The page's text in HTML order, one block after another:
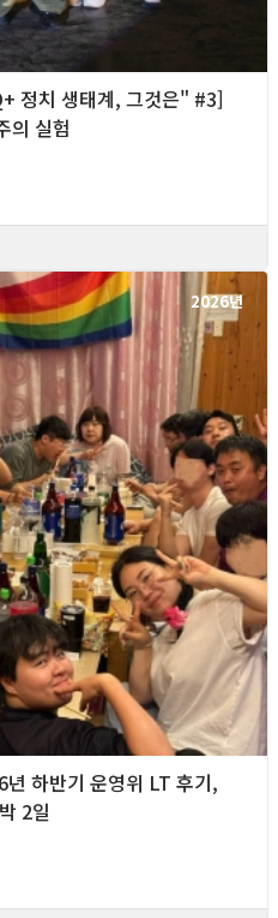
정치 생태계, 그것은" #3]
의 실험
2026년
하반기 운영위 LT 후기,
2일